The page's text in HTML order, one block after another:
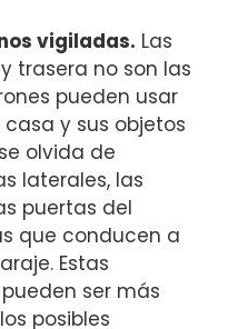
vigiladas. Las
trasera no son las
pueden usar
y sus objetos
olvida de
laterales, las
puertas del
que conducen a
Estas
ser más
posibles